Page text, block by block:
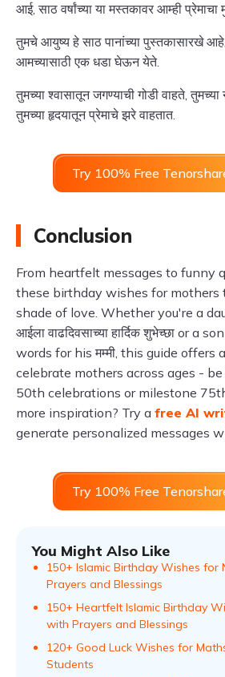
आई, साठ वर्षांच्या या मस्तकावर आम्ही
तुमचे आयुष्य हे साठ पानांच्या पुस्तकासारखे
आमच्यासाठी एक धडा घेऊन येते.
तुमच्या श्वासातून जगण्याची गोडी वाहते,
तुमच्या हृदयातून प्रेमाचे झरे वाहतात.
Try 100% Free
Conclusion
From heartfelt messages to funny
these birthday wishes for mothers
shade of love. Whether you're a
आईला वाढदिवसाच्या हार्दिक शुभेच्छा or a
words for his मम्मी, this guide
celebrate mothers across ages -
50th celebrations or milestone
more inspiration? Try a free AI
generate personalized messages
Try 100% Free
You Might Also Like
150+ Islamic Birthday Wishes for
Prayers and Blessings
150+ Heartfelt Islamic Birthday
with Prayers and Blessings
120+ Good Luck Wishes for
Students